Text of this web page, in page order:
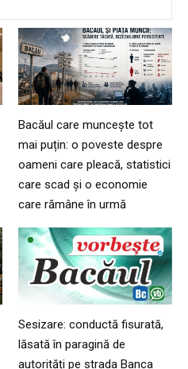
Bacăul care muncește tot
mai puțin: o poveste despre
oameni care pleacă, statistici
care scad și o economie
care rămâne în urmă
Sesizare: conductă fisurată,
lăsată în paragină de
autorități pe strada Banca